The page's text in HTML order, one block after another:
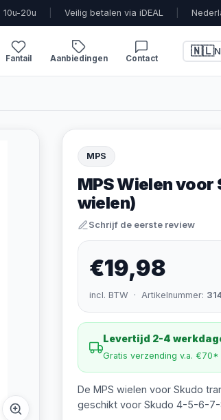
20u Veilig betalen via iDEAL
Fantail Aanbiedingen Contact
🇳🇱
MPS
MPS Wielen
wielen)
Schrijf de eerste review
€19,98
incl. BTW · Artikelnummer:
Levertijd 2-4
Gratis verzending v.a. €70*
De MPS wielen voor Skudo
geschikt voor Skudo 4-5-6-7-